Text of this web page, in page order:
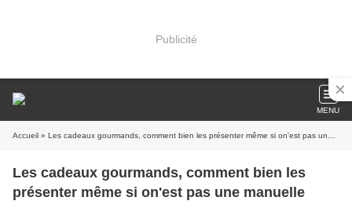
Publicité
MENU
Accueil » Les cadeaux gourmands, comment bien les présenter même si on'est pas une manuelle
Les cadeaux gourmands, comment bien les
présenter même si on'est pas une manuelle